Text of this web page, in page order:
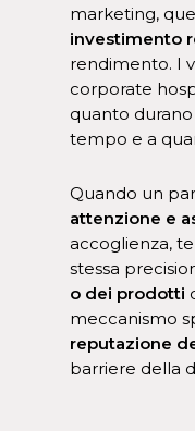
marketing,
investimento
rendimento. I
corporate
quanto
tempo e a
Quando un
attenzione e
accoglienza,
stessa
o dei prodotti
meccanismo
reputazione
barriere della